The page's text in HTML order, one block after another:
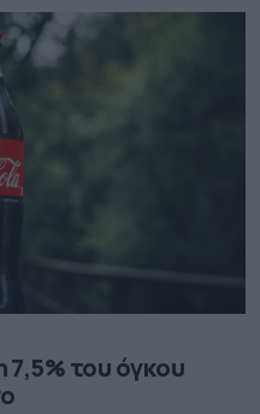
του όγκου